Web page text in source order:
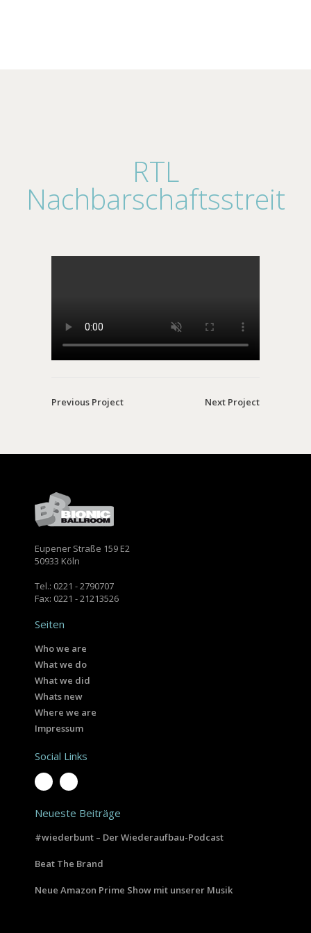
RTL
Nachbarschaftsstreit
Previous Project Next Project
Eupener Straße 159 E2
50933 Köln
Tel.: 0221 - 2790707
Fax: 0221 - 21213526
Seiten
Who we are
What we do
What we did
Whats new
Where we are
Impressum
Social Links
Neueste Beiträge
#wiederbunt – Der Wiederaufbau-Podcast
Beat The Brand
Neue Amazon Prime Show mit unserer Musik